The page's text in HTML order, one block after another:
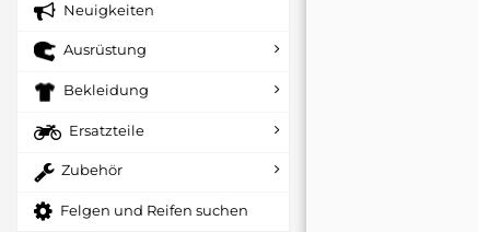
Neuigkeiten
Ausrüstung
Bekleidung
Ersatzteile
Zubehör
Felgen und Reifen suchen